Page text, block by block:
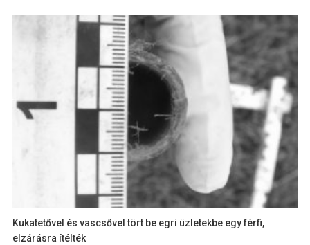
Kukatetővel és vascsővel tört be egri üzletekbe egy férfi,
elzárásra ítélték